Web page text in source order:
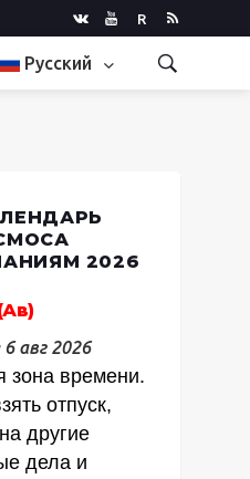
R
Русский
2026
6 авг 2026
зона времени.
отпуск,
другие
дела и